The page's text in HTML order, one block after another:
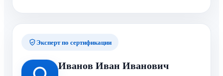
Эксперт по сертификации
Иванов Иван Иванович